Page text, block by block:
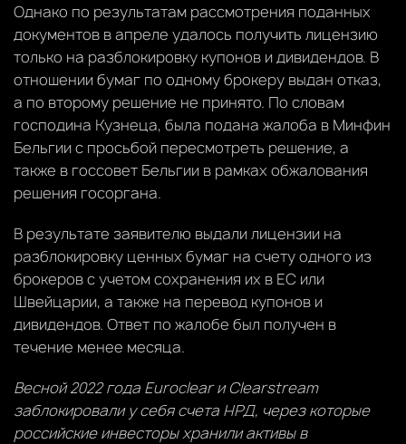
Однако по результатам рассмотрения поданных
документов в апреле удалось получить лицензию
только на разблокировку купонов и дивидендов. В
отношении бумаг по одному брокеру выдан отказ,
а по второму решение не принято. По словам
господина Кузнеца, была подана жалоба в Минфин
Бельгии с просьбой пересмотреть решение, а
также в госсовет Бельгии в рамках обжалования
решения госоргана.
В результате заявителю выдали лицензии на
разблокировку ценных бумаг на счету одного из
брокеров с учетом сохранения их в ЕС или
Швейцарии, а также на перевод купонов и
дивидендов. Ответ по жалобе был получен в
течение менее месяца.
Весной 2022 года Euroclear и Clearstream
заблокировали у себя счета НРД, через которые
российские инвесторы хранили активы в